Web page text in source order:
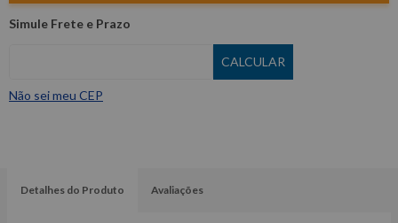
Não sei meu CEP
Detalhes do Produto Avaliações